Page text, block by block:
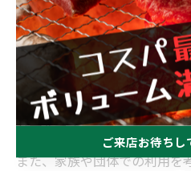
は、単に価格の安さだけでな
量、サイドメニューの充実度
サービスまで多岐にわたりま
は、松阪牛をはじめとしたブ
ため、コースに含まれる部位
が重要です。
また、家族や団体での利用を
ご来店お待ちし